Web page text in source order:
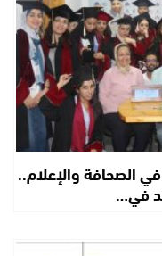
الصحافة والإعلام..
في…